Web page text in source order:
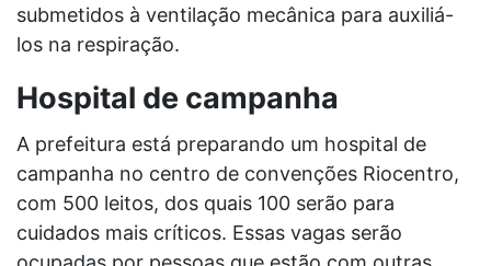
submetidos à ventilação mecânica para auxiliá-
los na respiração.
Hospital de campanha
A prefeitura está preparando um hospital de
campanha no centro de convenções Riocentro,
com 500 leitos, dos quais 100 serão para
cuidados mais críticos. Essas vagas serão